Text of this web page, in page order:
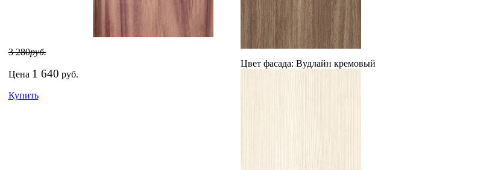
3 280руб.
Цена 1 640 руб.
Купить
Цвет фасада: Вудлайн кремовый